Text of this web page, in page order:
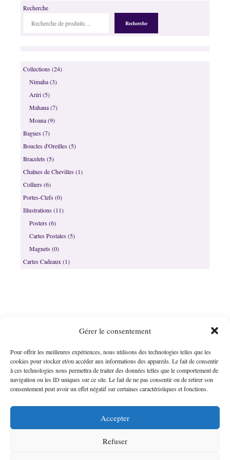
Gérer le consentement
Pour offrir les meilleures expériences, nous utilisons des technologies telles que les
cookies pour stocker et/ou accéder aux informations des appareils. Le fait de consentir
à ces technologies nous permettra de traiter des données telles que le comportement de
navigation ou les ID uniques sur ce site. Le fait de ne pas consentir ou de retirer son
consentement peut avoir un effet négatif sur certaines caractéristiques et fonctions.
Accepter
Refuser
Recherche
Recherche
Collections 2424
Nimaha 33
Ariri 55
Mahana 77
Moana 99
Bagues 77
produits
Boucles d'Oreilles 55
Bracelets 55
produits
Chaînes de Chevilles 11
Colliers 66
produits
Portes-Clefs 00
Illustrations 1111
Posters 66
produits
Cartes Postales 55
Magnets 00
Cartes Cadeaux 11
Loana Del Rabal -
EI
Toulouse 31000
Email :
Siret : 922 561 832
Menu
Mentions légales
CGV
Blog
FAQ